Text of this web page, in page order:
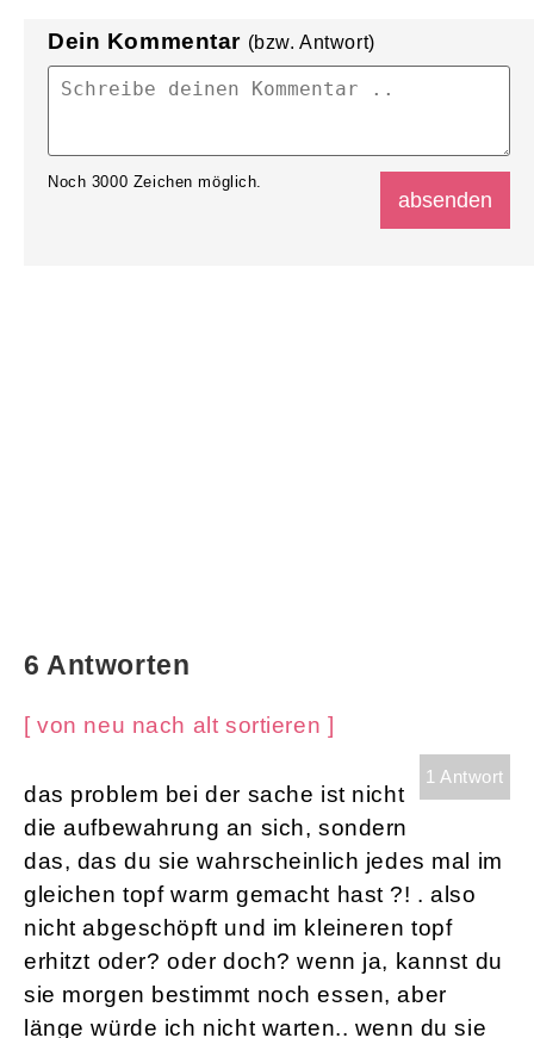
Dein Kommentar (bzw. Antwort)
Noch 3000 Zeichen möglich.
6 Antworten
[ von neu nach alt sortieren ]
1 Antwort
das problem bei der sache ist nicht
die aufbewahrung an sich, sondern
das, das du sie wahrscheinlich jedes mal im
gleichen topf warm gemacht hast ?! . also
nicht abgeschöpft und im kleineren topf
erhitzt oder? oder doch? wenn ja, kannst du
sie morgen bestimmt noch essen, aber
länge würde ich nicht warten.. wenn du sie